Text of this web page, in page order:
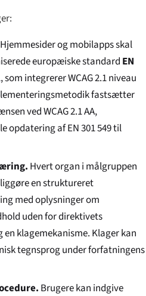
Hjemmesider og mobilapps skal
europæiske standard EN
som integrerer WCAG 2.1 niveau
fastsætter
ved WCAG 2.1 AA,
opdatering af EN 301 549 til
Hvert organ i målgruppen
en struktureret
med oplysninger om
uden for direktivets
en klagemekanisme. Klager kan
tegnsprog under forfatningens
Brugere kan indgive